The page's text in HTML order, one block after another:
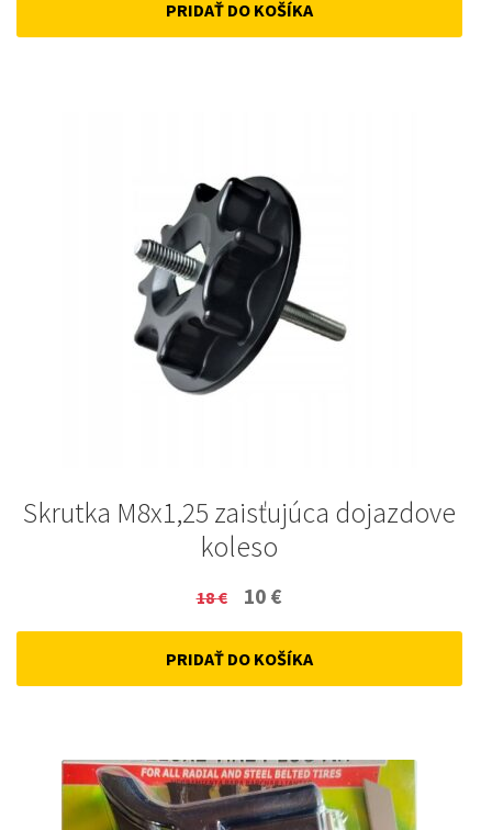
was: is:
PRIDAŤ DO KOŠÍKA
Skrutka M8x1,25 zaisťujúca dojazdove
koleso
18€
Original
price
was:
10 €
price
is:
PRIDAŤ DO KOŠÍKA